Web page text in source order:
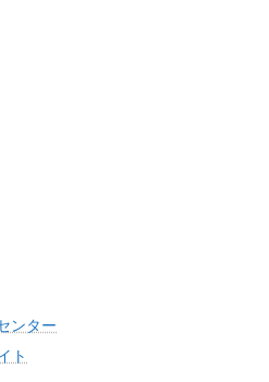
ンター
ト